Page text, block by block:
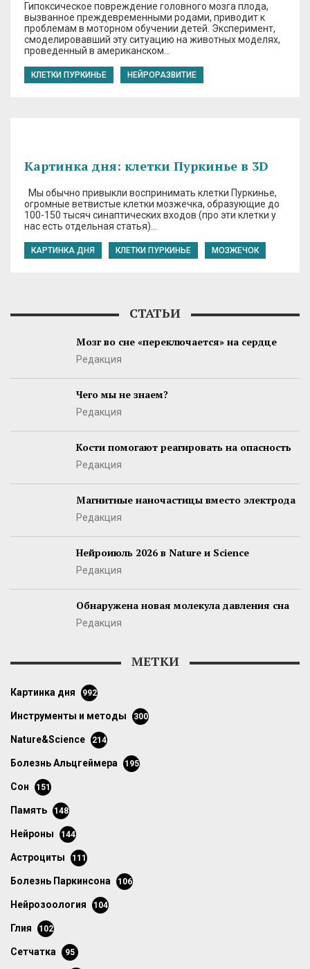
Гипоксическое повреждение головного мозга плода,
вызванное преждевременными родами, приводит к
проблемам в моторном обучении детей. Эксперимент,
смоделировавший эту ситуацию на животных моделях,
проведенный в американском…
КЛЕТКИ ПУРКИНЬЕ НЕЙРОРАЗВИТИЕ
Картинка дня: клетки Пуркинье в 3D
Мы обычно привыкли воспринимать клетки Пуркинье,
огромные ветвистые клетки мозжечка, образующие до
100-150 тысяч синаптических входов (про эти клетки у
нас есть отдельная статья)…
КАРТИНКА ДНЯ КЛЕТКИ ПУРКИНЬЕ МОЗЖЕЧОК
СТАТЬИ
Мозг во сне «переключается» на сердце
Редакция
Чего мы не знаем?
Редакция
Кости помогают реагировать на опасность
Редакция
Магнитные наночастицы вместо электрода
Редакция
Нейроиюль 2026 в Nature и Science
Редакция
Обнаружена новая молекула давления сна
Редакция
МЕТКИ
картинка дня 992
инструменты и методы 300
Nature&Science 214
болезнь Альцгеймера 195
сон 151
память 148
нейроны 144
астроциты 111
болезнь Паркинсона 106
нейрозоология 104
глия 102
сетчатка 95